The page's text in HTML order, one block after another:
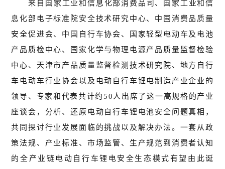
来自国家工业和信息化部消费品司、国家工业和信
息化部电子标准院安全技术研究中心、中国消费品质量
安全促进会、中国自行车协会、国家轻型电动车及电池
产品质检中心、国家化学与物理电源产品质量监督检验
中心、天津市产品质量监督检测技术研究院、地方自行
车电动车行业协会以及电动自行车锂电制造产业企业的
领导、专家和代表共计约50人出席了这一高规格的产业
座谈会，分析、还原电动自行车锂电池安全问题真相，
共同探讨行业发展面临的挑战以及解决办法。一套从政
策法规、产业标准、市场监管、生产规范到消费者认知
的全产业链电动自行车锂电安全生态模式有望由此诞